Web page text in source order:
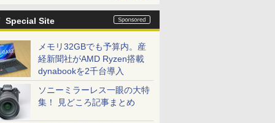
Special Site
メモリ32GBでも予算内。産
経新聞社がAMD Ryzen搭載
dynabookを2千台導入
ソニーミラーレス一眼の大特
集！ 見どころ記事まとめ